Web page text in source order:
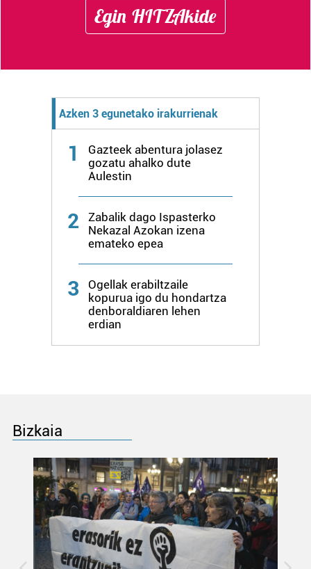
Egin HITZAkide
Azken 3 egunetako irakurrienak
1
Gazteek abentura jolasez
gozatu ahalko dute
Aulestin
2
Zabalik dago Ispasterko
Nekazal Azokan izena
emateko epea
3
Ogellak erabiltzaile
kopurua igo du hondartza
denboraldiaren lehen
erdian
Bizkaia